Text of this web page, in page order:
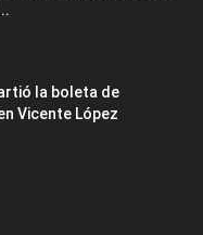
la boleta de
Vicente López